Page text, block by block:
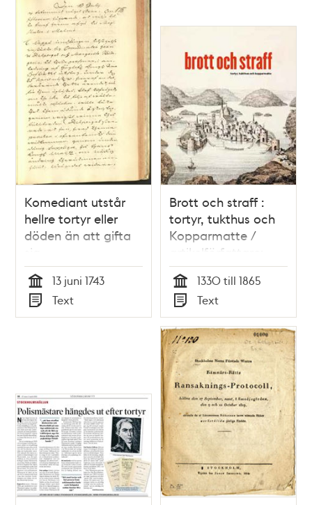
Komediant utstår
hellre tortyr eller
döden än att gifta
sig
Tid
13 juni 1743
Typ
Text
Brott och straff :
tortyr, tukthus och
Kopparmatte /
artikelförfattare:
Maria Sundström
Tid
1330 till 1865
Typ
Text